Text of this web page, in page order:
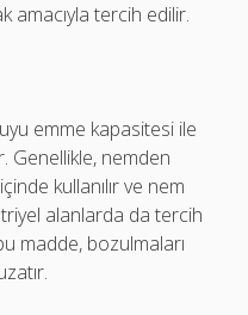
amacıyla tercih edilir.
emme kapasitesi ile
Genellikle, nemden
kullanılır ve nem
alanlarda da tercih
madde, bozulmaları